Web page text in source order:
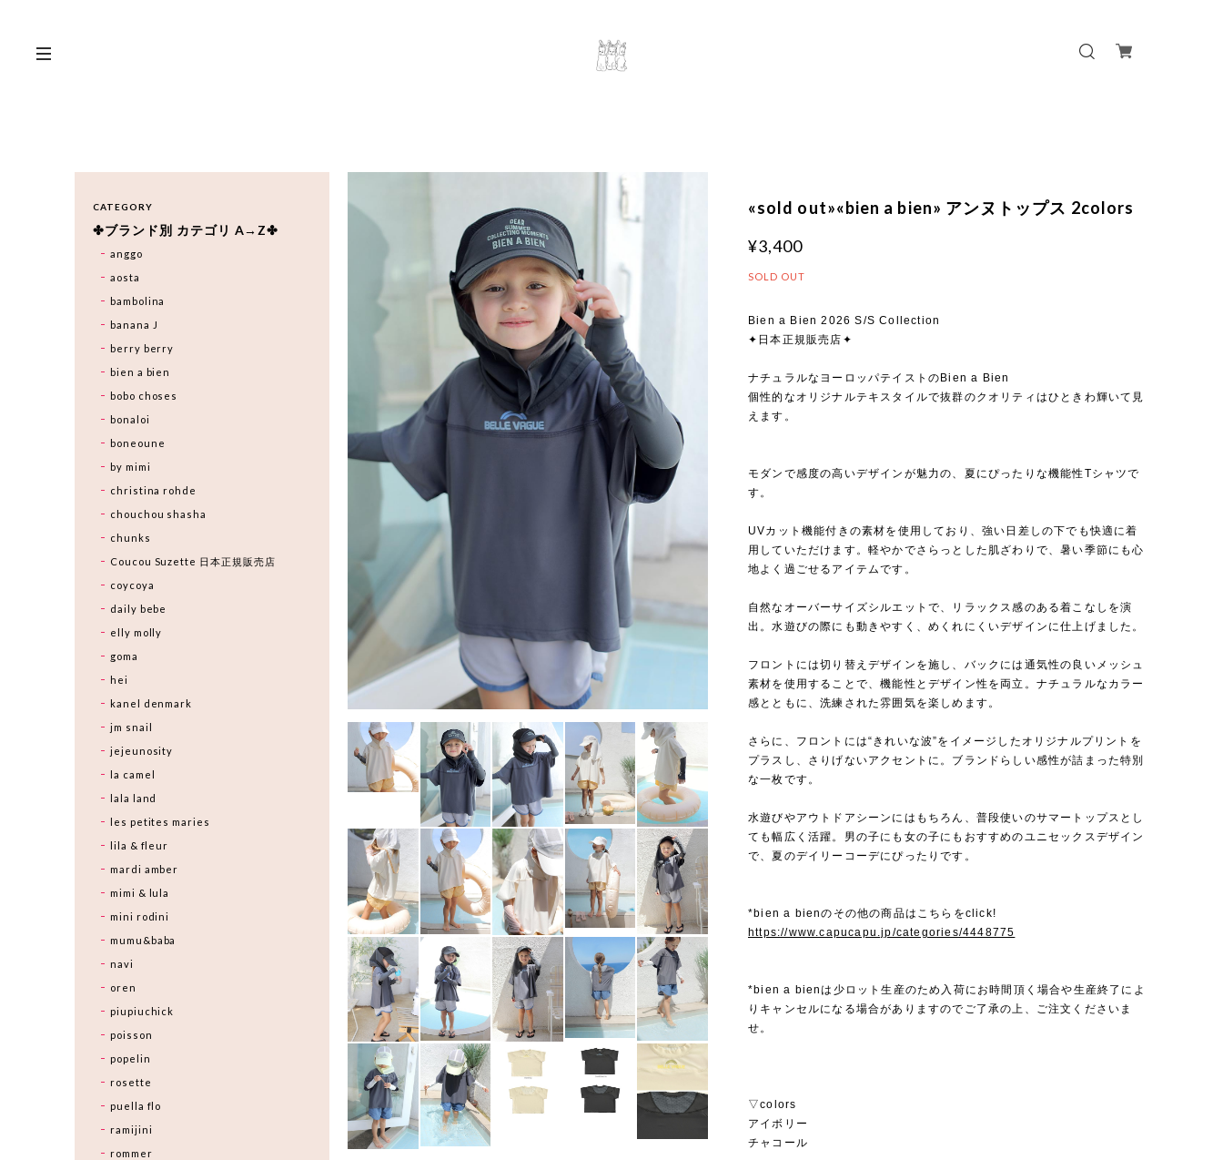
«sold out»«bien a bien» アンヌトップス 2colors
¥3,400
SOLD OUT
Bien a Bien 2026 S/S Collection
✦日本正規販売店✦
ナチュラルなヨーロッパテイストのBien a Bien
個性的なオリジナルテキスタイルで抜群のクオリティはひときわ輝いて見
えます。
モダンで感度の高いデザインが魅力の、夏にぴったりな機能性Tシャツで
す。
UVカット機能付きの素材を使用しており、強い日差しの下でも快適に着
用していただけます。軽やかでさらっとした肌ざわりで、暑い季節にも心
地よく過ごせるアイテムです。
自然なオーバーサイズシルエットで、リラックス感のある着こなしを演
出。水遊びの際にも動きやすく、めくれにくいデザインに仕上げました。
フロントには切り替えデザインを施し、バックには通気性の良いメッシュ
素材を使用することで、機能性とデザイン性を両立。ナチュラルなカラー
感とともに、洗練された雰囲気を楽しめます。
さらに、フロントには“きれいな波”をイメージしたオリジナルプリントを
プラスし、さりげないアクセントに。ブランドらしい感性が詰まった特別
な一枚です。
水遊びやアウトドアシーンにはもちろん、普段使いのサマートップスとし
ても幅広く活躍。男の子にも女の子にもおすすめのユニセックスデザイン
で、夏のデイリーコーデにぴったりです。
*bien a bienのその他の商品はこちらをclick!
https://www.capucapu.jp/categories/4448775
*bien a bienは少ロット生産のため入荷にお時間頂く場合や生産終了によ
りキャンセルになる場合がありますのでご了承の上、ご注文くださいま
せ。
▽colors
アイボリー
チャコール
CATEGORY
✤ブランド別 カテゴリ A→Z✤
anggo
aosta
bambolina
banana J
berry berry
bien a bien
bobo choses
bonaloi
boneoune
by mimi
christina rohde
chouchou shasha
chunks
Coucou Suzette 日本正規販売店
coycoya
daily bebe
elly molly
goma
hei
kanel denmark
jm snail
jejeunosity
la camel
lala land
les petites maries
lila & fleur
mardi amber
mimi & lula
mini rodini
mumu&baba
navi
oren
piupiuchick
poisson
popelin
rosette
puella flo
ramijini
rommer